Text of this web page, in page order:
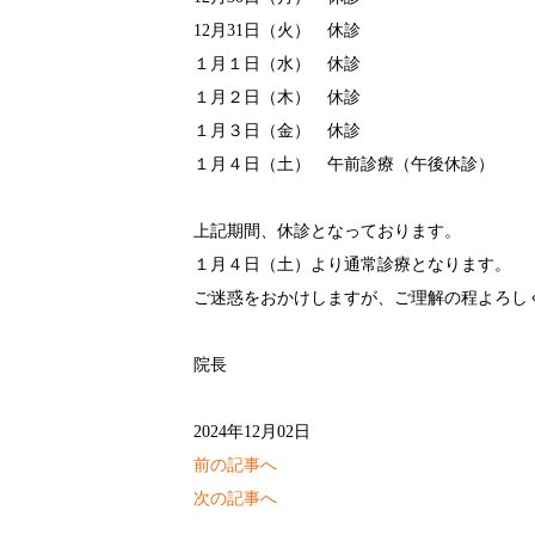
12月31日（火） 休診
１月１日（水） 休診
１月２日（木） 休診
１月３日（金） 休診
１月４日（土） 午前診療（午後休診）
上記期間、休診となっております。
１月４日（土）より通常診療となります。
ご迷惑をおかけしますが、ご理解の程よろし
院長
2024年12月02日
前の記事へ
次の記事へ